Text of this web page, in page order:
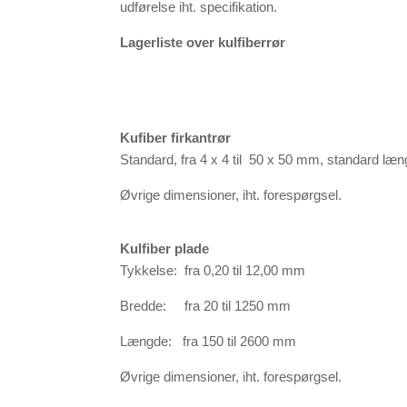
udførelse iht. specifikation.
Lagerliste over kulfiberrør
Kufiber firkantrør
Standard, fra 4 x 4 til 50 x 50 mm, standard
Øvrige dimensioner, iht. forespørgsel.
Kulfiber plade
Tykkelse: fra 0,20 til 12,00 mm
Bredde: fra 20 til 1250 mm
Længde: fra 150 til 2600 mm
Øvrige dimensioner, iht. forespørgsel.